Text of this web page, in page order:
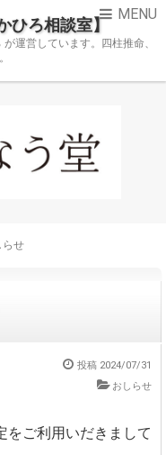
ひろ相談室】
運営しています。四柱推命、
らせ
投稿 2024/07/31
おしらせ
をご利用いだきまして